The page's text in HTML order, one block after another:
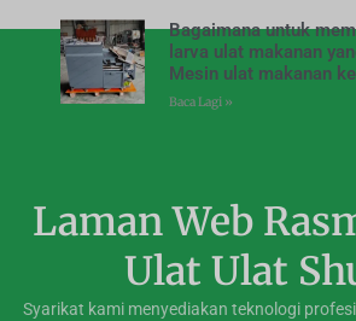
Bagaimana untuk
larva ulat makanan
Mesin ulat makanan
Baca Lagi »
Laman Web
Ulat Ulat
Syarikat kami menyediakan teknologi